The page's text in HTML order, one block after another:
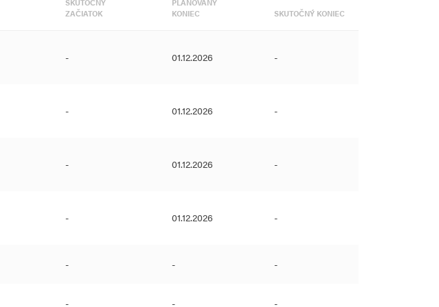
SKUTOČNÝ
ZAČIATOK
PLÁNOVANÝ
KONIEC
SKUTOČNÝ KONIEC
- 01.12.2026 -
- 01.12.2026 -
- 01.12.2026 -
- 01.12.2026 -
- - -
- - -